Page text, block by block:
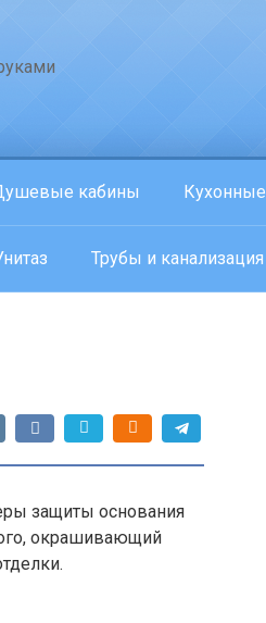
кабины
Трубы и канализация
защиты основания
окрашивающий